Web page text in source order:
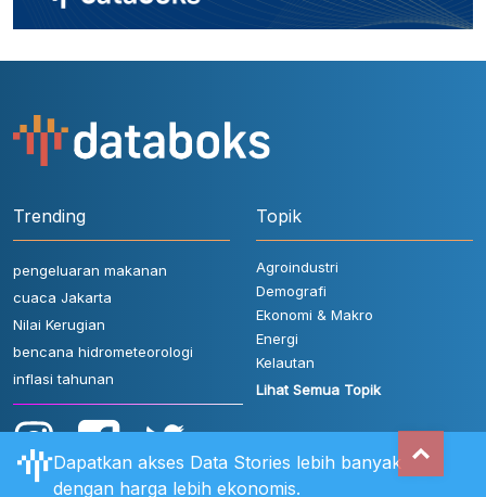
Trending
pengeluaran makanan
cuaca Jakarta
Nilai Kerugian
bencana hidrometeorologi
inflasi tahunan
Topik
Agroindustri
Demografi
Ekonomi & Makro
Energi
Kelautan
Lihat Semua Topik
Dapatkan akses Data Stories lebih banyak
dengan harga lebih ekonomis.